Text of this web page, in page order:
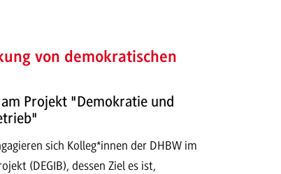
von demokratischen
Projekt "Demokratie und
sich Kolleg*innen der DHBW im
(DEGIB), dessen Ziel es ist,